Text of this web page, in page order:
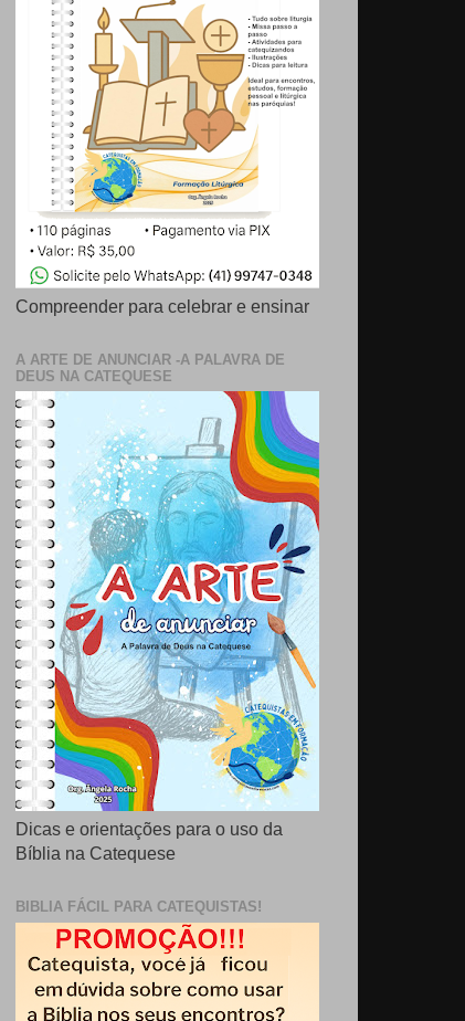
Compreender para celebrar e ensinar
A ARTE DE ANUNCIAR -A PALAVRA DE
DEUS NA CATEQUESE
Dicas e orientações para o uso da
Bíblia na Catequese
BIBLIA FÁCIL PARA CATEQUISTAS!